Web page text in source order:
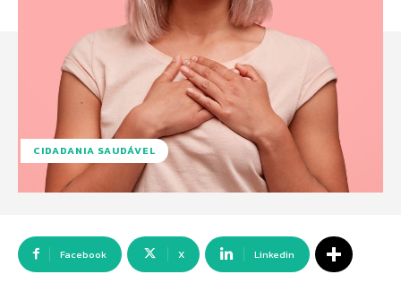
CIDADANIA SAUDÁVEL
Facebook X Linkedin